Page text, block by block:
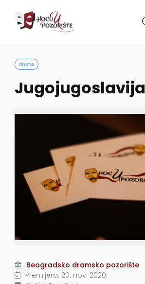
drama
Jugojugoslavija
Beogradsko dramsko pozorište
Premijera: 20. nov. 2020.